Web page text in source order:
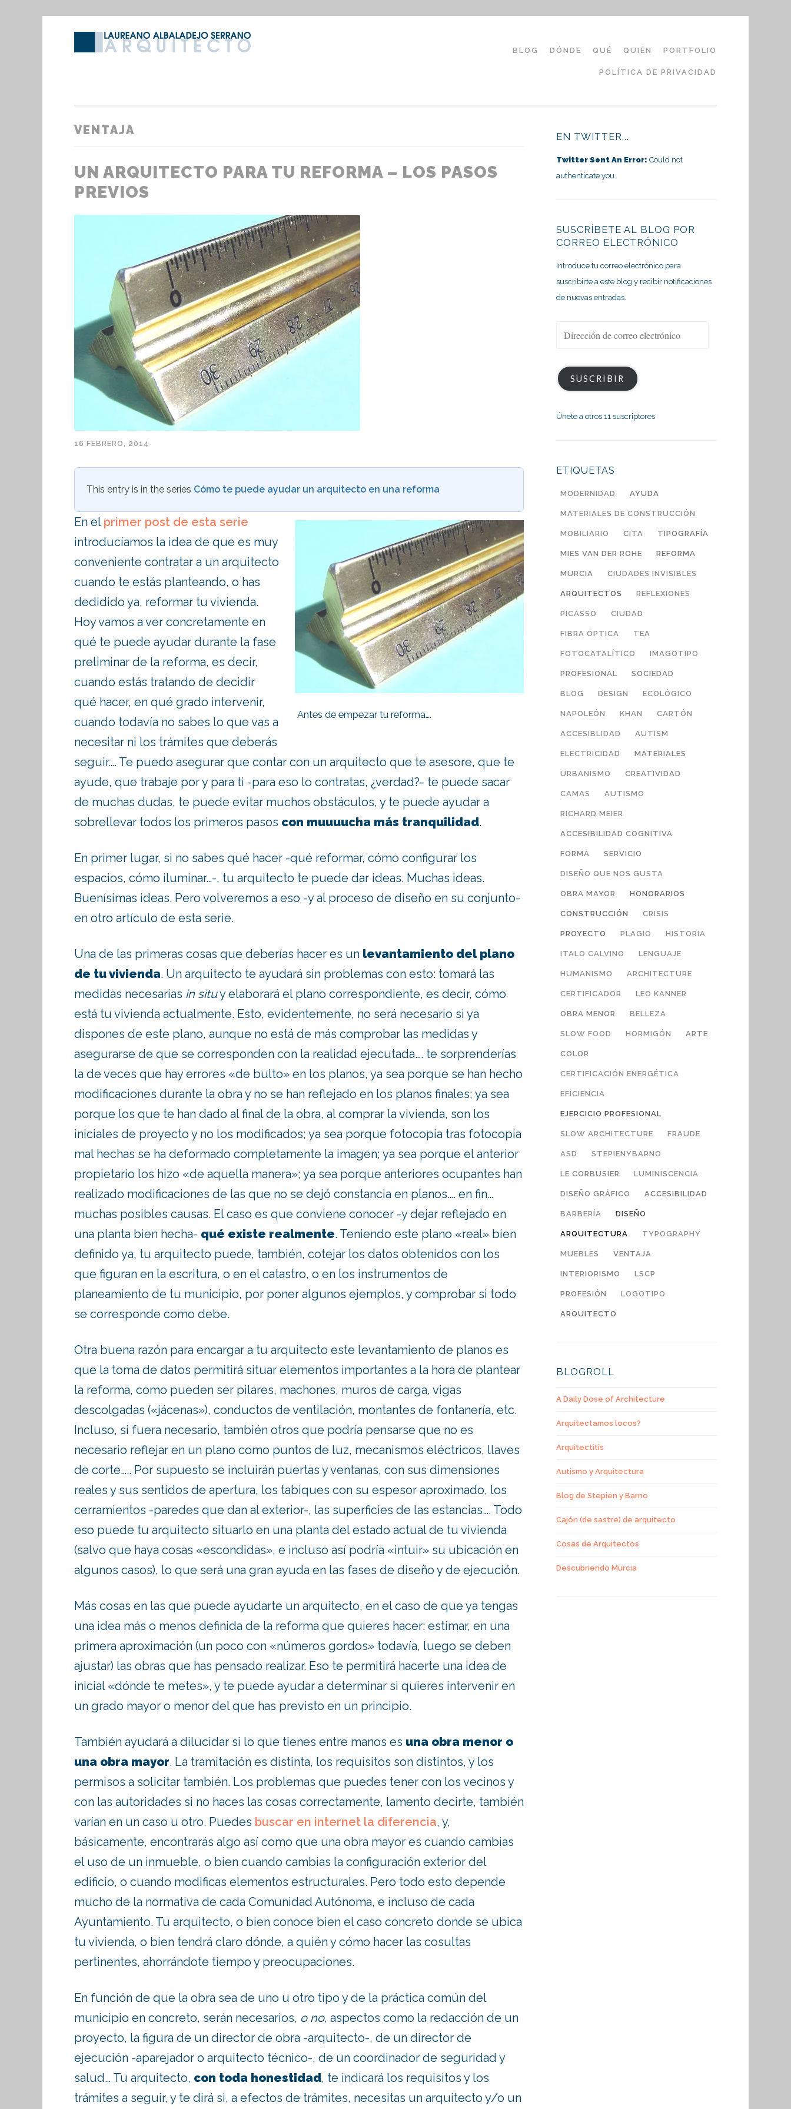
al
BLOG DÓNDE QUÉ QUIÉN PORTFOLIO
POLÍTICA DE PRIVACIDAD
VENTAJA
UN ARQUITECTO PARA TU REFORMA – LOS PASOS
PREVIOS
16 FEBRERO, 2014
This entry is in the series Cómo te puede ayudar un arquitecto en una reforma
Antes de empezar tu reforma….
En el primer post de esta serie
introducíamos la idea de que es muy
conveniente contratar a un arquitecto
cuando te estás planteando, o has
dedidido ya, reformar tu vivienda.
Hoy vamos a ver concretamente en
qué te puede ayudar durante la fase
preliminar de la reforma, es decir,
cuando estás tratando de decidir
qué hacer, en qué grado intervenir,
cuando todavía no sabes lo que vas a
necesitar ni los trámites que deberás
seguir…. Te puedo asegurar que contar con un arquitecto que te asesore, que te
ayude, que trabaje por y para ti -para eso lo contratas, ¿verdad?- te puede sacar
de muchas dudas, te puede evitar muchos obstáculos, y te puede ayudar a
sobrellevar todos los primeros pasos con muuuucha más tranquilidad.
En primer lugar, si no sabes qué hacer -qué reformar, cómo configurar los
espacios, cómo iluminar…-, tu arquitecto te puede dar ideas. Muchas ideas.
Buenísimas ideas. Pero volveremos a eso -y al proceso de diseño en su conjunto-
en otro artículo de esta serie.
Una de las primeras cosas que deberías hacer es un levantamiento del plano
de tu vivienda. Un arquitecto te ayudará sin problemas con esto: tomará las
medidas necesarias in situy elaborará el plano correspondiente, es decir, cómo
está tu vivienda actualmente. Esto, evidentemente, no será necesario si ya
dispones de este plano, aunque no está de más comprobar las medidas y
asegurarse de que se corresponden con la realidad ejecutada…. te sorprenderías
la de veces que hay errores «de bulto» en los planos, ya sea porque se han hecho
modificaciones durante la obra y no se han reflejado en los planos finales; ya sea
porque los que te han dado al final de la obra, al comprar la vivienda, son los
iniciales de proyecto y no los modificados; ya sea porque fotocopia tras fotocopia
mal hechas se ha deformado completamente la imagen; ya sea porque el anterior
propietario los hizo «de aquella manera»; ya sea porque anteriores ocupantes han
realizado modificaciones de las que no se dejó constancia en planos…. en fin…
muchas posibles causas. El caso es que conviene conocer -y dejar reflejado en
una planta bien hecha- qué existe realmente. Teniendo este plano «real» bien
definido ya, tu arquitecto puede, también, cotejar los datos obtenidos con los
que figuran en la escritura, o en el catastro, o en los instrumentos de
planeamiento de tu municipio, por poner algunos ejemplos, y comprobar si todo
se corresponde como debe.
Otra buena razón para encargar a tu arquitecto este levantamiento de planos es
que la toma de datos permitirá situar elementos importantes a la hora de plantear
la reforma, como pueden ser pilares, machones, muros de carga, vigas
descolgadas («jácenas»), conductos de ventilación, montantes de fontanería, etc.
Incluso, si fuera necesario, también otros que podría pensarse que no es
necesario reflejar en un plano como puntos de luz, mecanismos eléctricos, llaves
de corte….. Por supuesto se incluirán puertas y ventanas, con sus dimensiones
reales y sus sentidos de apertura, los tabiques con su espesor aproximado, los
cerramientos -paredes que dan al exterior-, las superficies de las estancias…. Todo
eso puede tu arquitecto situarlo en una planta del estado actual de tu vivienda
(salvo que haya cosas «escondidas», e incluso así podría «intuir» su ubicación en
algunos casos), lo que será una gran ayuda en las fases de diseño y de ejecución.
Más cosas en las que puede ayudarte un arquitecto, en el caso de que ya tengas
una idea más o menos definida de la reforma que quieres hacer: estimar, en una
primera aproximación (un poco con «números gordos» todavía, luego se deben
ajustar) las obras que has pensado realizar. Eso te permitirá hacerte una idea de
inicial «dónde te metes», y te puede ayudar a determinar si quieres intervenir en
un grado mayor o menor del que has previsto en un principio.
También ayudará a dilucidar si lo que tienes entre manos es una obra menor o
una obra mayor. La tramitación es distinta, los requisitos son distintos, y los
permisos a solicitar también. Los problemas que puedes tener con los vecinos y
con las autoridades si no haces las cosas correctamente, lamento decirte, también
varían en un caso u otro. Puedes buscar en internet la diferencia, y,
básicamente, encontrarás algo así como que una obra mayor es cuando cambias
el uso de un inmueble, o bien cuando cambias la configuración exterior del
edificio, o cuando modificas elementos estructurales. Pero todo esto depende
mucho de la normativa de cada Comunidad Autónoma, e incluso de cada
Ayuntamiento. Tu arquitecto, o bien conoce bien el caso concreto donde se ubica
tu vivienda, o bien tendrá claro dónde, a quién y cómo hacer las cosultas
pertinentes, ahorrándote tiempo y preocupaciones.
En función de que la obra sea de uno u otro tipo y de la práctica común del
municipio en concreto, serán necesarios, o no, aspectos como la redacción de un
proyecto, la figura de un director de obra -arquitecto-, de un director de
ejecución -aparejador o arquitecto técnico-, de un coordinador de seguridad y
salud… Tu arquitecto, con toda honestidad, te indicará los requisitos y los
trámites a seguir, y te dirá si, a efectos de trámites, necesitas un arquitecto y/o un
EN TWITTER...
Twitter Sent An Error: Could not
authenticate you.
SUSCRÍBETE AL BLOG POR
CORREO ELECTRÓNICO
Introduce tu correo electrónico para
suscribirte a este blog y recibir notificaciones
de nuevas entradas.
electrónico
SUSCRIBIR
Únete a otros 11 suscriptores
ETIQUETAS
MODERNIDAD AYUDA
MATERIALES DE CONSTRUCCIÓN
MOBILIARIO CITA TIPOGRAFÍA
MIES VAN DER ROHE REFORMA
MURCIA CIUDADES INVISIBLES
ARQUITECTOS REFLEXIONES
PICASSO CIUDAD
FIBRA ÓPTICA TEA
FOTOCATALÍTICO IMAGOTIPO
PROFESIONAL SOCIEDAD
BLOG DESIGN ECOLÓGICO
NAPOLEÓN KHAN CARTÓN
ACCESIBLIDAD AUTISM
ELECTRICIDAD MATERIALES
URBANISMO CREATIVIDAD
CAMAS AUTISMO
RICHARD MEIER
ACCESIBILIDAD COGNITIVA
FORMA SERVICIO
DISEÑO QUE NOS GUSTA
OBRA MAYOR HONORARIOS
CONSTRUCCIÓN CRISIS
PROYECTO PLAGIO HISTORIA
ITALO CALVINO LENGUAJE
HUMANISMO ARCHITECTURE
CERTIFICADOR LEO KANNER
OBRA MENOR BELLEZA
SLOW FOOD HORMIGÓN ARTE
COLOR
CERTIFICACIÓN ENERGÉTICA
EFICIENCIA
EJERCICIO PROFESIONAL
SLOW ARCHITECTURE FRAUDE
ASD STEPIENYBARNO
LE CORBUSIER LUMINISCENCIA
DISEÑO GRÁFICO ACCESIBILIDAD
BARBERÍA DISEÑO
ARQUITECTURA TYPOGRAPHY
MUEBLES VENTAJA
INTERIORISMO LSCP
PROFESIÓN LOGOTIPO
ARQUITECTO
BLOGROLL
A Daily Dose of Architecture
Arquitectamos locos?
Arquitectitis
Autismo y Arquitectura
Blog de Stepien y Barno
Cajón (de sastre) de arquitecto
Cosas de Arquitectos
Descubriendo Murcia